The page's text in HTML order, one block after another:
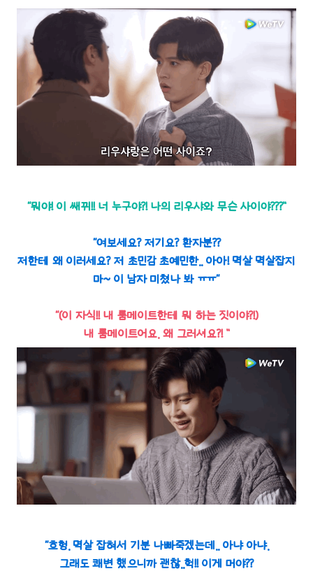
“뭐야! 이 쌔뀌!! 너 누구야?! 나의 리우샤와 무슨 사이야???”
“여보세요? 저기요? 환자분??
저한테 왜 이러세요? 저 초민감 초예민한.. 아아! 멱살 멱살잡지
마~ 이 남자 미쳤나 봐 ㅠㅠ“
“(이 자식!! 내 룸메이트한테 뭐 하는 짓이야?!)
내 룸메이트어요. 왜 그러셔요?! ”
“흐헝. 멱살 잡혀서 기분 나빠죽겠는데.. 아냐 아냐.
그래도 쾌변 했으니까 괜찮..헉!! 이게 머야??